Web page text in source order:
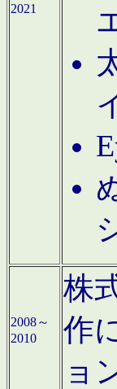
2021
2008～
2010
株
作
ョ